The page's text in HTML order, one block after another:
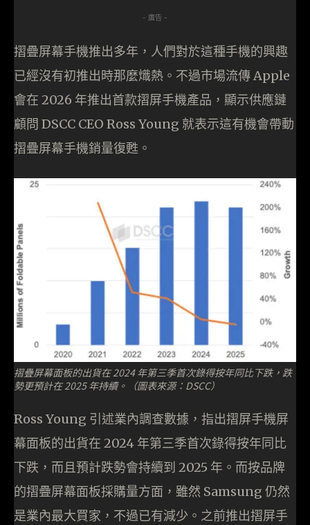
- 廣告 -
摺疊屏幕手機推出多年，人們對於這種手機的興趣
已經沒有初推出時那麼熾熱。不過市場流傳 Apple
會在 2026 年推出首款摺屏手機產品，顯示供應鏈
顧問 DSCC CEO Ross Young 就表示這有機會帶動
摺疊屏幕手機銷量復甦。
摺疊屏幕面板的出貨在 2024 年第三季首次錄得按年同比下跌，跌
勢更預計在 2025 年持續。（圖表來源：DSCC）
Ross Young 引述業內調查數據，指出摺屏手機屏
幕面板的出貨在 2024 年第三季首次錄得按年同比
下跌，而且預計跌勢會持續到 2025 年。而按品牌
的摺疊屏幕面板採購量方面，雖然 Samsung 仍然
是業內最大買家，不過已有減少。之前推出摺屏手